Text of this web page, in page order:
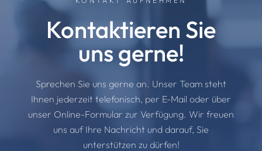
Kontaktieren Sie
uns gerne!
Sprechen Sie uns gerne an. Unser Team steht
Ihnen jederzeit telefonisch, per E-Mail oder über
unser Online-Formular zur Verfügung. Wir freuen
uns auf Ihre Nachricht und darauf, Sie
unterstützen zu dürfen!